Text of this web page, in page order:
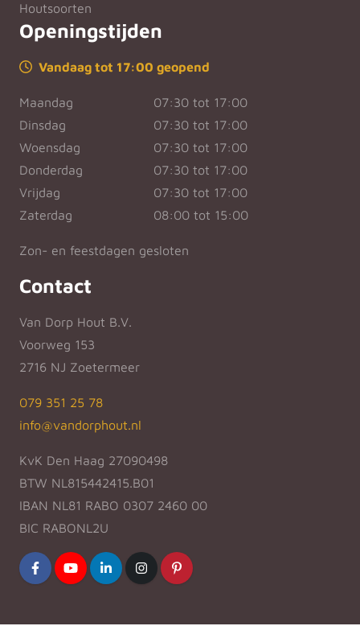
Houtsoorten
Openingstijden
Vandaag tot 17:00 geopend
Maandag
07:30 tot 17:00
Dinsdag
07:30 tot 17:00
Woensdag
07:30 tot 17:00
Donderdag
07:30 tot 17:00
Vrijdag
07:30 tot 17:00
Zaterdag
08:00 tot 15:00
Zon- en feestdagen gesloten
Contact
Van Dorp Hout B.V.
Voorweg 153
2716 NJ Zoetermeer
079 351 25 78
info@vandorphout.nl
KvK Den Haag 27090498
BTW NL815442415.B01
IBAN NL81 RABO 0307 2460 00
BIC RABONL2U